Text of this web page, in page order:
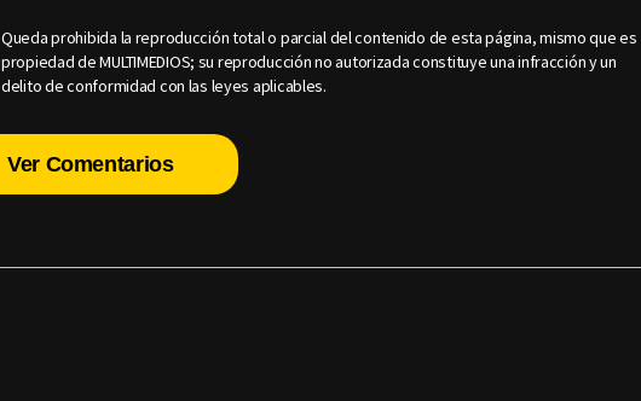
Queda prohibida la reproducción total o parcial del contenido de esta página, mismo que es
propiedad de MULTIMEDIOS; su reproducción no autorizada constituye una infracción y un
delito de conformidad con las leyes aplicables.
Ver Comentarios